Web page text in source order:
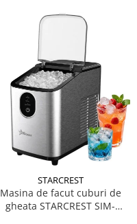
STARCREST
Masina de facut cuburi de
gheata STARCREST SIM-